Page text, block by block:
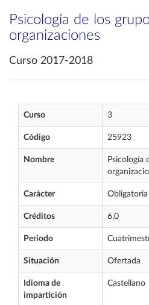
Psicología de los
organizaciones
Curso 2017-2018
Curso 3
Código 25923
Nombre
Psicología
Carácter Obligatoria
Créditos 6,0
Periodo
Situación Ofertada
Idioma de
impartición
Castellano